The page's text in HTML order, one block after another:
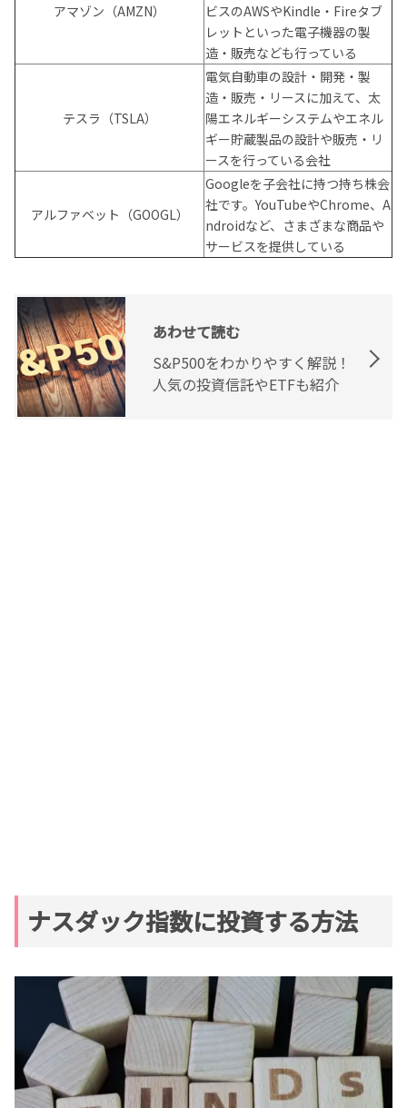
アマゾン（AMZN）
ビスのAWSやKindle・Fireタブ
レットといった電子機器の製
造・販売なども行っている
テスラ（TSLA）
電気自動車の設計・開発・製
造・販売・リースに加えて、太
陽エネルギーシステムやエネル
ギー貯蔵製品の設計や販売・リ
ースを行っている会社
アルファベット（GOOGL）
Googleを子会社に持つ持ち株会
社です。YouTubeやChrome、A
ndroidなど、さまざまな商品や
サービスを提供している
あわせて読む
S&P500をわかりやすく解説！
人気の投資信託やETFも紹介
ナスダック指数に投資する方法